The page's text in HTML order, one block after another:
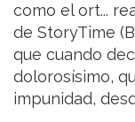
como el ort...
de StoryTime
que cuando
dolorosísimo,
impunidad,